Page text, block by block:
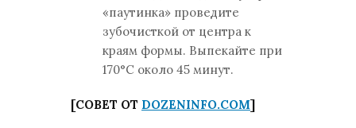
«паутинка» проведите
зубочисткой от центра к
краям формы. Выпекайте при
170°C около 45 минут.
[СОВЕТ ОТ DOZENINFO.COM]